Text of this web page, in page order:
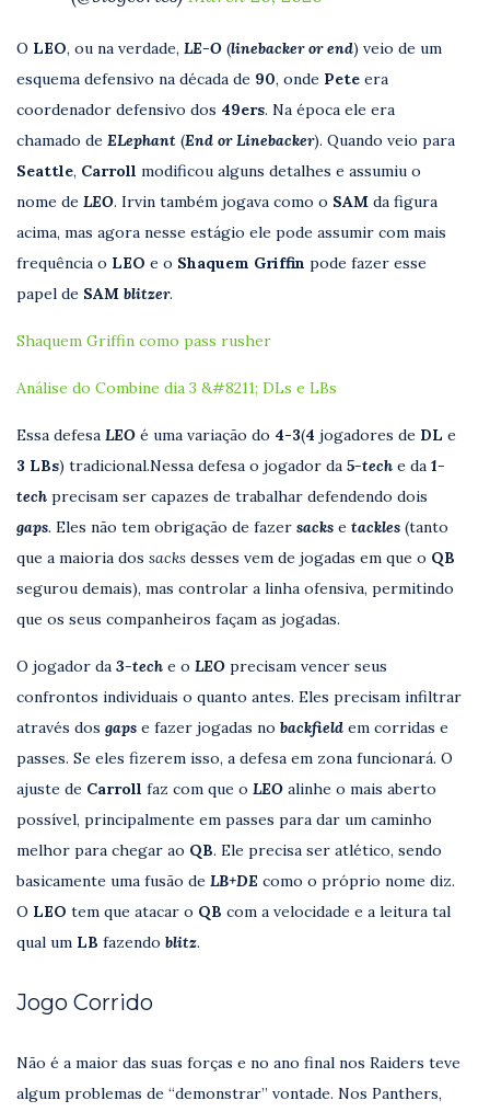
O LEO, ou na verdade, LE-O (linebacker or end) veio de um
esquema defensivo na década de 90, onde Pete era
coordenador defensivo dos 49ers. Na época ele era
chamado de ELephant (End or Linebacker). Quando veio para
Seattle, Carroll modificou alguns detalhes e assumiu o
nome de LEO. Irvin também jogava como o SAM da figura
acima, mas agora nesse estágio ele pode assumir com mais
frequência o LEO e o Shaquem Griffin pode fazer esse
papel de SAM blitzer.
Shaquem Griffin como pass rusher
Análise do Combine dia 3 &#8211; DLs e LBs
Essa defesa LEO é uma variação do 4-3(4 jogadores de DL e
3 LBs) tradicional.Nessa defesa o jogador da 5-tech e da 1-
tech precisam ser capazes de trabalhar defendendo dois
gaps. Eles não tem obrigação de fazer sacks e tackles (tanto
que a maioria dos sacks desses vem de jogadas em que o QB
segurou demais), mas controlar a linha ofensiva, permitindo
que os seus companheiros façam as jogadas.
O jogador da 3-tech e o LEO precisam vencer seus
confrontos individuais o quanto antes. Eles precisam infiltrar
através dos gaps e fazer jogadas no backfield em corridas e
passes. Se eles fizerem isso, a defesa em zona funcionará. O
ajuste de Carroll faz com que o LEO alinhe o mais aberto
possível, principalmente em passes para dar um caminho
melhor para chegar ao QB. Ele precisa ser atlético, sendo
basicamente uma fusão de LB+DE como o próprio nome diz.
O LEO tem que atacar o QB com a velocidade e a leitura tal
qual um LB fazendo blitz.
Jogo Corrido
Não é a maior das suas forças e no ano final nos Raiders teve
algum problemas de “demonstrar” vontade. Nos Panthers,